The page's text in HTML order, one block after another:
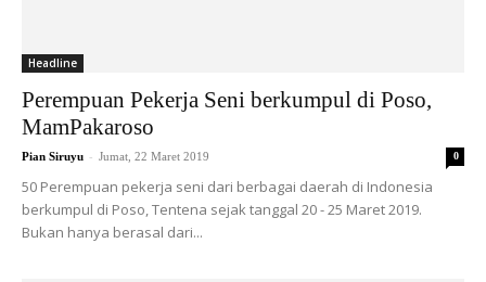
Headline
Perempuan Pekerja Seni berkumpul di Poso,
MamPakaroso
Pian Siruyu - Jumat, 22 Maret 2019 0
50 Perempuan pekerja seni dari berbagai daerah di Indonesia
berkumpul di Poso, Tentena sejak tanggal 20 - 25 Maret 2019.
Bukan hanya berasal dari...